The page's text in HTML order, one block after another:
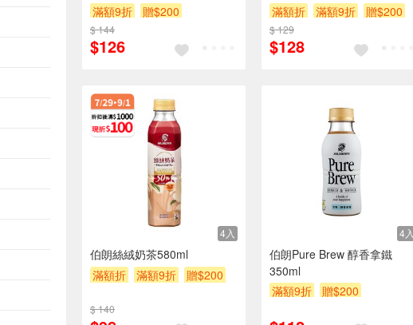
滿額9折
贈$200
$ 144
$126
滿額折
滿額9折 贈$200
$ 129
$128
4入
伯朗絲絨奶茶580ml
滿額折
滿額9折 贈$200
$ 140
4入
伯朗Pure Brew 醇香拿鐵
350ml
滿額9折
贈$200